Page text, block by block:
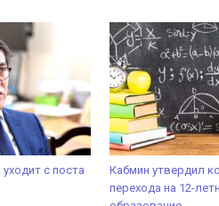
с поста
Кабмин утвердил
перехода на 12-